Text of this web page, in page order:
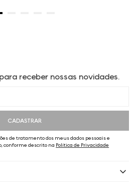
receber nossas novidades.
CADASTRAR
de tratamento dos meus dados pessoais e
conforme descrito na Política de Privacidade